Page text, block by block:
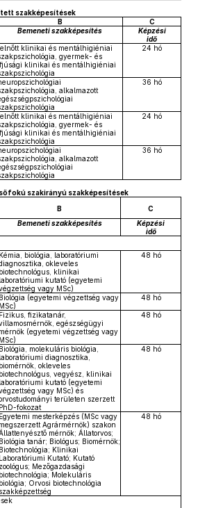
szakképesítések
B
C
Bemeneti szakképesítés
Képzési
idő
klinikai és mentálhigiéniai
gyermek- és
klinikai és mentálhigiéniai
24 hó
alkalmazott
36 hó
klinikai és mentálhigiéniai
gyermek- és
klinikai és mentálhigiéniai
24 hó
alkalmazott
36 hó
szakirányú szakképesítések
B
C
Bemeneti szakképesítés
Képzési
idő
Kémia, biológia, laboratóriumi
okleveles
biotechnológus, klinikai
laboratóriumi kutató (egyetemi
vagy MSc)
48 hó
Biológia (egyetemi végzettség vagy
MSc)
48 hó
Fizikus, fizikatanár,
egészségügyi
mérnök (egyetemi végzettség vagy
MSc)
48 hó
Biológia, molekuláris biológia,
laboratóriumi diagnosztika,
biomérnök, okleveles
biotechnológus, vegyész, klinikai
laboratóriumi kutató (egyetemi
vagy MSc) és
területen szerzett
PhD-fokozat
48 hó
Egyetemi mesterképzés (MSc vagy
megszerzett Agrármérnök) szakon
mérnök; Állatorvos;
Biológia tanár; Biológus; Biomérnök;
Biotechnológia; Klinikai
Laboratóriumi Kutató; Kutató
zoológus; Mezőgazdasági
biotechnológia; Molekuláris
biológia; Orvosi biotechnológia
szakképzettség
48 hó